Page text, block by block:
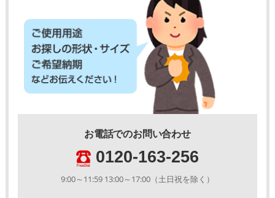
お電話でのお問い合わせ
0120-163-256
9:00～11:59 13:00～17:00（土日祝を除く）